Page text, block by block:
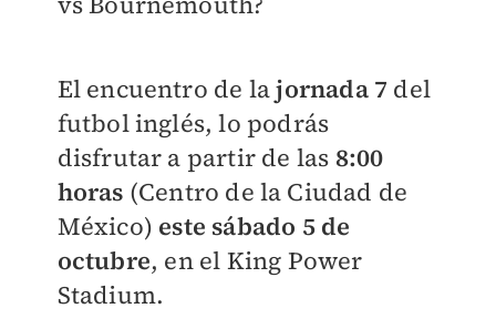
El encuentro de lajornada 7 del
futbol inglés, lo podrás
disfrutar a partir de las 8:00
horas (Centro de la Ciudad de
México) este sábado 5 de
octubre, en el King Power
Stadium.